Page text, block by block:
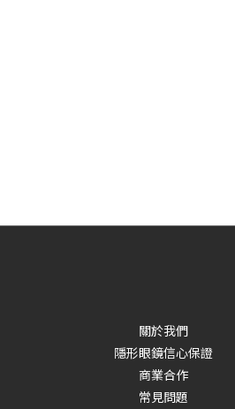
關於我們
隱形眼鏡信心保證
商業合作
常見問題